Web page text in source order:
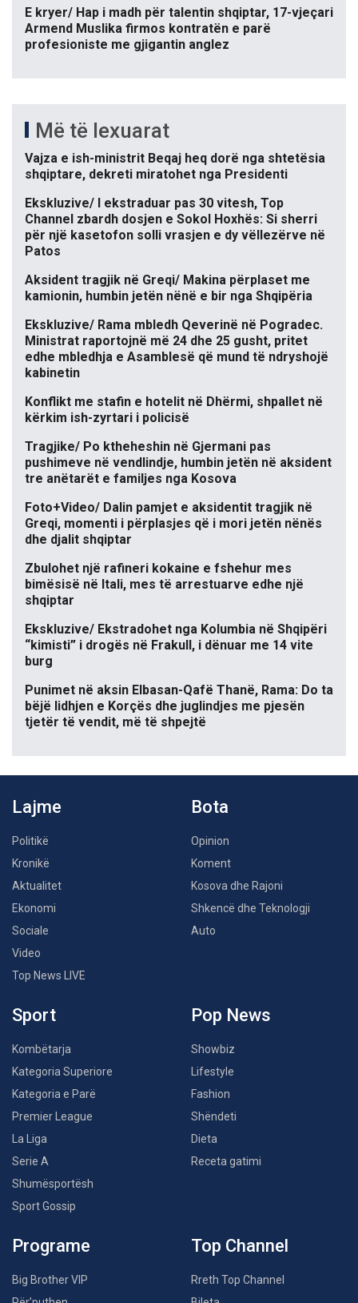
E kryer/ Hap i madh për talentin shqiptar, 17-vjeçari
Armend Muslika firmos kontratën e parë
profesioniste me gjigantin anglez
Më të lexuarat
Vajza e ish-ministrit Beqaj heq dorë nga shtetësia
shqiptare, dekreti miratohet nga Presidenti
Ekskluzive/ I ekstraduar pas 30 vitesh, Top
Channel zbardh dosjen e Sokol Hoxhës: Si sherri
për një kasetofon solli vrasjen e dy vëllezërve në
Patos
Aksident tragjik në Greqi/ Makina përplaset me
kamionin, humbin jetën nënë e bir nga Shqipëria
Ekskluzive/ Rama mbledh Qeverinë në Pogradec.
Ministrat raportojnë më 24 dhe 25 gusht, pritet
edhe mbledhja e Asamblesë që mund të ndryshojë
kabinetin
Konflikt me stafin e hotelit në Dhërmi, shpallet në
kërkim ish-zyrtari i policisë
Tragjike/ Po ktheheshin në Gjermani pas
pushimeve në vendlindje, humbin jetën në aksident
tre anëtarët e familjes nga Kosova
Foto+Video/ Dalin pamjet e aksidentit tragjik në
Greqi, momenti i përplasjes që i mori jetën nënës
dhe djalit shqiptar
Zbulohet një rafineri kokaine e fshehur mes
bimësisë në Itali, mes të arrestuarve edhe një
shqiptar
Ekskluzive/ Ekstradohet nga Kolumbia në Shqipëri
“kimisti” i drogës në Frakull, i dënuar me 14 vite
burg
Punimet në aksin Elbasan-Qafë Thanë, Rama: Do ta
bëjë lidhjen e Korçës dhe juglindjes me pjesën
tjetër të vendit, më të shpejtë
Lajme
Politikë
Kronikë
Aktualitet
Ekonomi
Sociale
Video
Top News LIVE
Bota
Opinion
Koment
Kosova dhe Rajoni
Shkencë dhe Teknologji
Auto
Sport
Kombëtarja
Kategoria Superiore
Kategoria e Parë
Premier League
La Liga
Serie A
Shumësportësh
Sport Gossip
Pop News
Showbiz
Lifestyle
Fashion
Shëndeti
Dieta
Receta gatimi
Programe
Big Brother VIP
Top Channel
Rreth Top Channel